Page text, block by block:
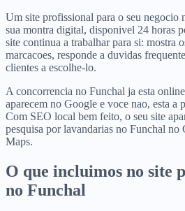
Um site profissional para o seu negocio
sua montra digital, disponivel 24 horas
site continua a trabalhar para si: mostra
marcacoes, responde a duvidas
clientes a escolhe-lo.
A concorrencia no Funchal ja esta
aparecem no Google e voce nao, esta a
Com SEO local bem feito, o seu site
pesquisa por lavandarias no Funchal
Maps.
O que incluimos no site
no Funchal